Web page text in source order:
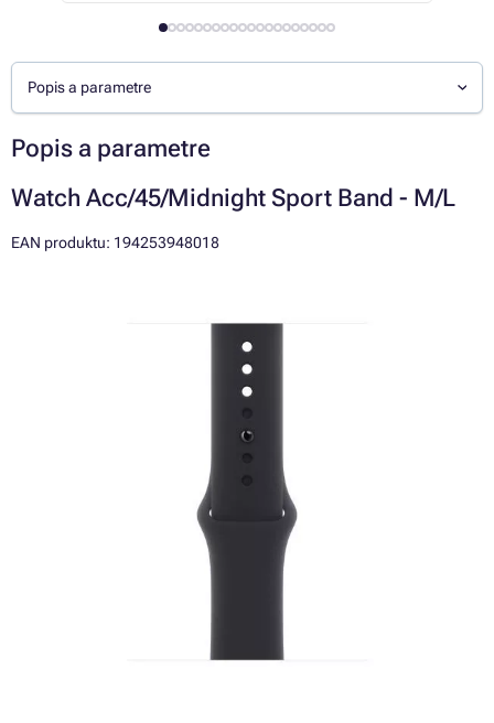
Popis a parametre
Popis a parametre
Watch Acc/45/Midnight Sport Band - M/L
EAN produktu: 194253948018